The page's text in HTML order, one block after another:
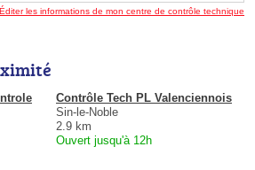
Éditer les informations de mon centre de contrôle technique
Contrôle Tech PL Valenciennois
Sin-le-Noble
2.9 km
Ouvert jusqu'à 12h